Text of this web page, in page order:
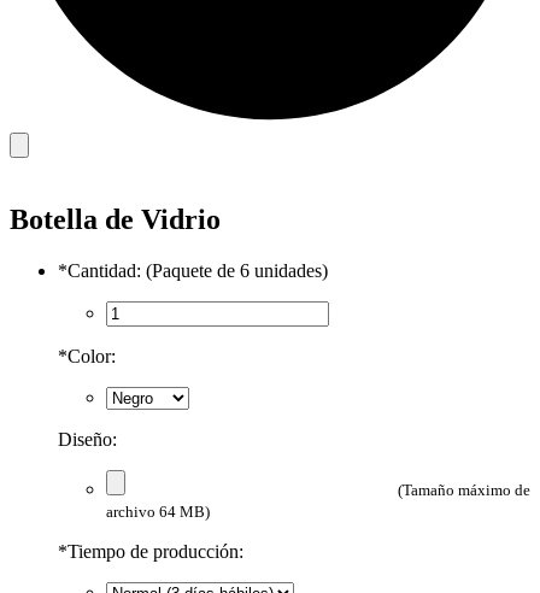
Botella de Vidrio
*Cantidad: (Paquete de 6 unidades)
*Color:
Diseño:
(Tamaño máximo de
archivo 64 MB)
*Tiempo de producción: